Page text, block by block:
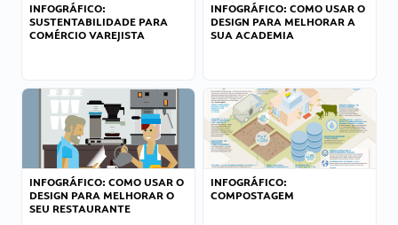
INFOGRÁFICO:
SUSTENTABILIDADE PARA
COMÉRCIO VAREJISTA
INFOGRÁFICO: COMO USAR O
DESIGN PARA MELHORAR A
SUA ACADEMIA
INFOGRÁFICO: COMO USAR O
DESIGN PARA MELHORAR O
SEU RESTAURANTE
INFOGRÁFICO:
COMPOSTAGEM